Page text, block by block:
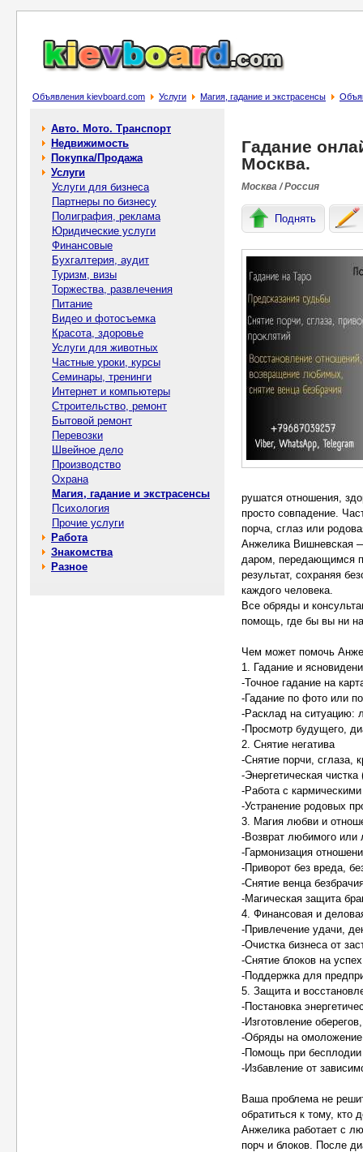
Объявления kievboard.com Услуги Магия, гадание и экстрасенсы
Авто. Мото. Транспорт
Недвижимость
Покупка/Продажа
Услуги
Услуги для бизнеса
Партнеры по бизнесу
Полиграфия, реклама
Юридические услуги
Финансовые
Бухгалтерия, аудит
Туризм, визы
Торжества, развлечения
Питание
Видео и фотосъемка
Красота, здоровье
Услуги для животных
Частные уроки, курсы
Семинары, тренинги
Интернет и компьютеры
Строительство, ремонт
Бытовой ремонт
Перевозки
Швейное дело
Производство
Охрана
Магия, гадание и экстрасенсы
Психология
Прочие услуги
Работа
Знакомства
Разное
Гадание
Москва.
Москва / Россия
Поднять
рушатся отношения,
просто совпадение.
порча, сглаз или
Анжелика Вишневская
даром, передающимся
результат, сохраняя
каждого человека.
Все обряды и
помощь, где бы вы ни
Чем может помочь
1. Гадание и
-Точное гадание на
-Гадание по фото или
-Расклад на ситуацию:
-Просмотр будущего,
2. Снятие негатива
-Снятие порчи, сглаза,
-Энергетическая
-Работа с
-Устранение родовых
3. Магия любви и
-Возврат любимого или
-Гармонизация
-Приворот без вреда,
-Снятие венца
-Магическая защита
4. Финансовая и
-Привлечение удачи,
-Очистка бизнеса от
-Снятие блоков на
-Поддержка для
5. Защита и
-Постановка
-Изготовление
-Обряды на
-Помощь при бесплодии
-Избавление от
Ваша проблема не
обратиться к тому, кто
Анжелика работает с
порч и блоков. После